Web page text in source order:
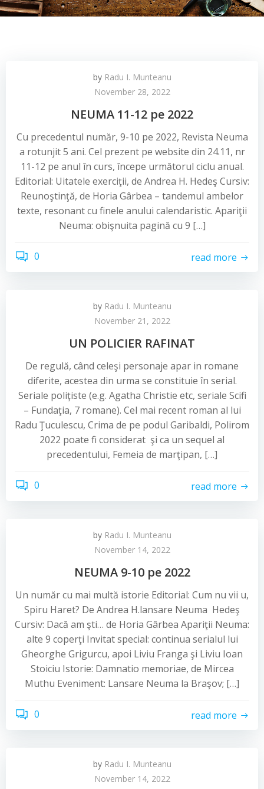
by Radu I. Munteanu
November 28, 2022
NEUMA 11-12 pe 2022
Cu precedentul număr, 9-10 pe 2022, Revista Neuma
a rotunjit 5 ani. Cel prezent pe website din 24.11, nr
11-12 pe anul în curs, începe următorul ciclu anual.
Editorial: Uitatele exerciţii, de Andrea H. Hedeş Cursiv:
Reunoştinţă, de Horia Gârbea – tandemul ambelor
texte, resonant cu finele anului calendaristic. Apariţii
Neuma: obişnuita pagină cu 9 […]
0 read more
by Radu I. Munteanu
November 21, 2022
UN POLICIER RAFINAT
De regulă, când celeşi personaje apar in romane
diferite, acestea din urma se constituie în serial.
Seriale poliţiste (e.g. Agatha Christie etc, seriale Scifi
– Fundaţia, 7 romane). Cel mai recent roman al lui
Radu Ţuculescu, Crima de pe podul Garibaldi, Polirom
2022 poate fi considerat şi ca un sequel al
precedentului, Femeia de marţipan, […]
0 read more
by Radu I. Munteanu
November 14, 2022
NEUMA 9-10 pe 2022
Un număr cu mai multă istorie Editorial: Cum nu vii u,
Spiru Haret? De Andrea H.lansare Neuma Hedeş
Cursiv: Dacă am şti… de Horia Gârbea Apariţii Neuma:
alte 9 coperţi Invitat special: continua serialul lui
Gheorghe Grigurcu, apoi Liviu Franga şi Liviu Ioan
Stoiciu Istorie: Damnatio memoriae, de Mircea
Muthu Eveniment: Lansare Neuma la Braşov; […]
0 read more
by Radu I. Munteanu
November 14, 2022